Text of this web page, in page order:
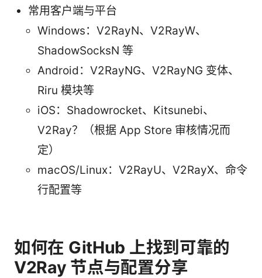
常用客户端与平台
Windows：V2RayN、V2RayW、
ShadowSocksN 等
Android：V2RayNG、V2RayNG 变体、
Riru 模块等
iOS：Shadowrocket、Kitsunebi、
V2Ray？（根据 App Store 审核情况而
定）
macOS/Linux：V2RayU、V2RayX、命令
行配置等
如何在 GitHub 上找到可靠的
V2Ray 节点与配置分享